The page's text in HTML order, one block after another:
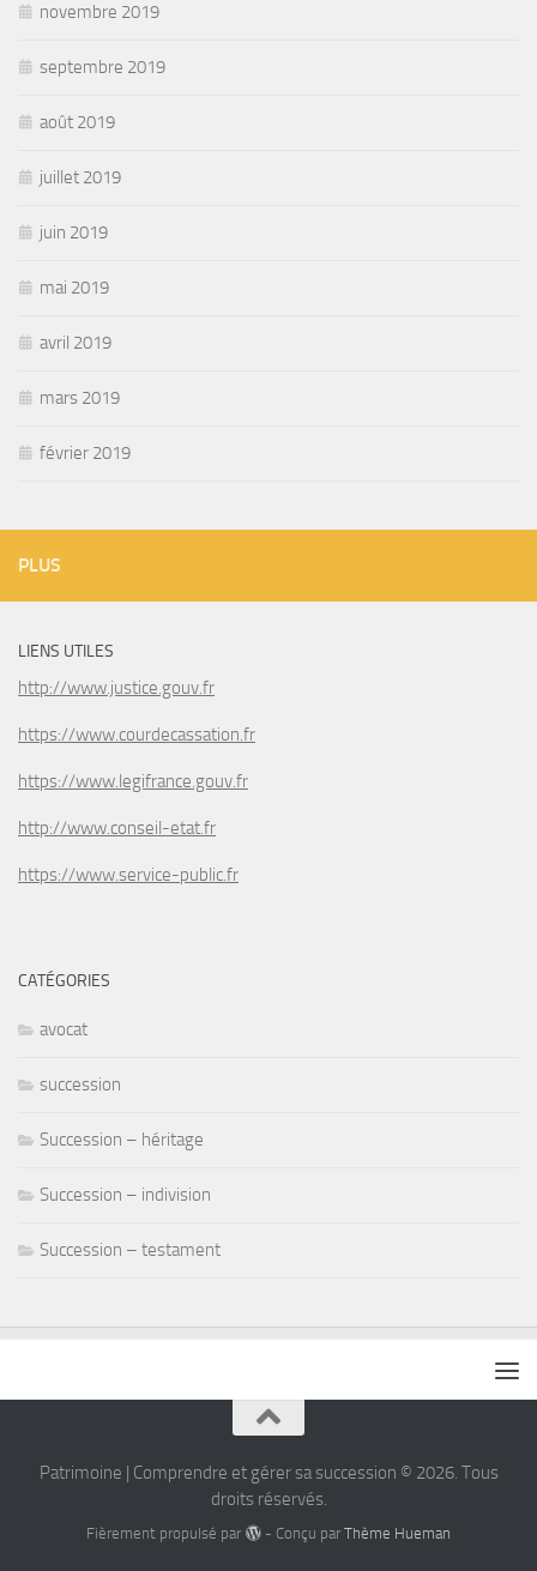
novembre 2019
septembre 2019
août 2019
juillet 2019
juin 2019
mai 2019
avril 2019
mars 2019
février 2019
PLUS
LIENS UTILES
http://www.justice.gouv.fr
https://www.courdecassation.fr
https://www.legifrance.gouv.fr
http://www.conseil-etat.fr
https://www.service-public.fr
CATÉGORIES
avocat
succession
Succession – héritage
Succession – indivision
Succession – testament
Patrimoine | Comprendre et gérer sa succession © 2026. Tous
droits réservés.
Fièrement propulsé par - Conçu par Thème Hueman